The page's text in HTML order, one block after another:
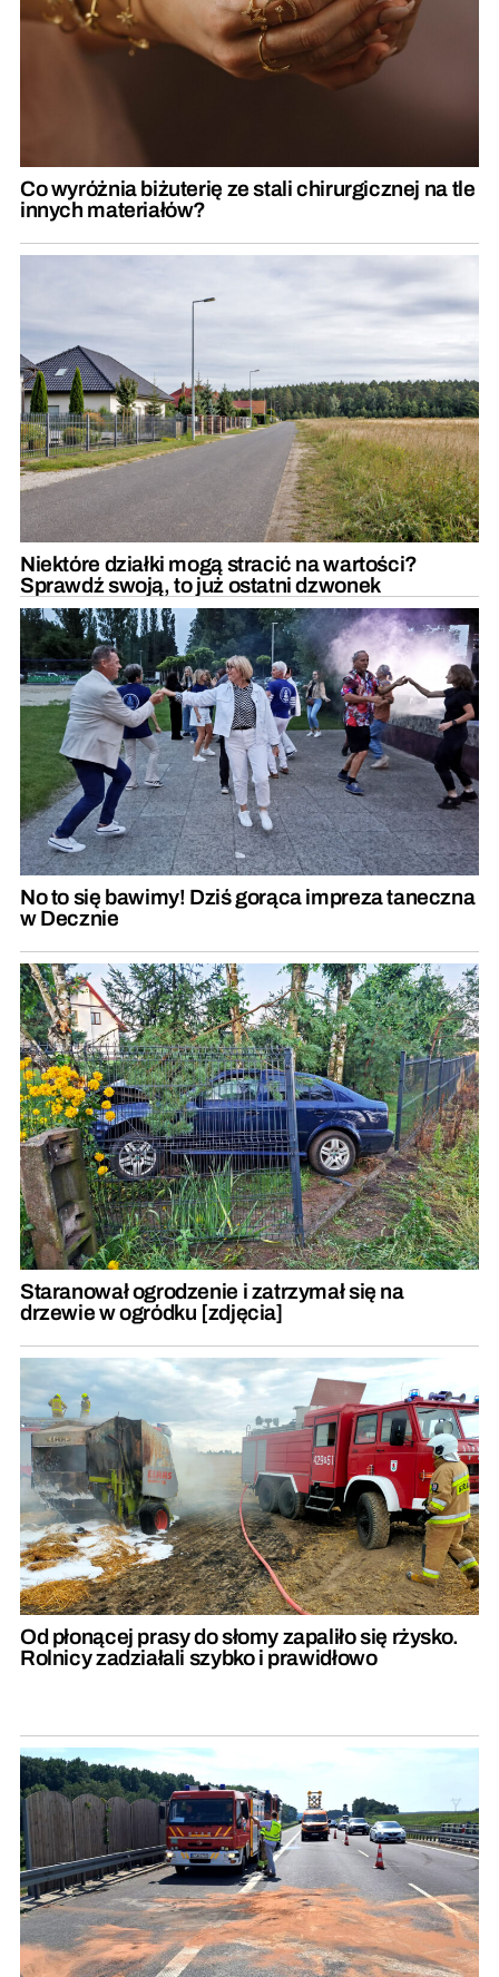
Co wyróżnia biżuterię ze stali chirurgicznej na tle
innych materiałów?
Niektóre działki mogą stracić na wartości?
Sprawdź swoją, to już ostatni dzwonek
No to się bawimy! Dziś gorąca impreza taneczna
w Decznie
Staranował ogrodzenie i zatrzymał się na
drzewie w ogródku [zdjęcia]
Od płonącej prasy do słomy zapaliło się rżysko.
Rolnicy zadziałali szybko i prawidłowo